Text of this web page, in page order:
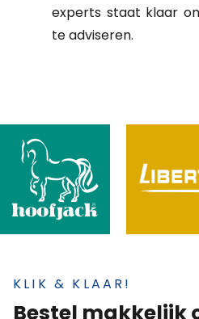
experts staat klaar
te adviseren.
KLIK & KLAAR!
Bestel makkelijk